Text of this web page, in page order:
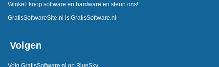
Winkel: koop software en hardware en steun ons!
GratisSoftwareSite.nl is GratisSoftware.nl
Volgen
Volg GratisSoftware.nl op BlueSky